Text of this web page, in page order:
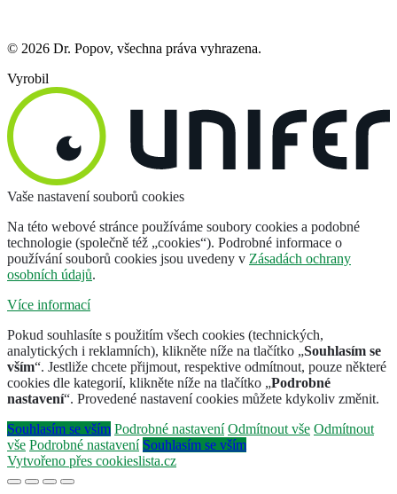
© 2026 Dr. Popov, všechna práva vyhrazena.
Vyrobil
Vaše nastavení souborů cookies
Na této webové stránce používáme soubory cookies a podobné
technologie (společně též „cookies“). Podrobné informace o
používání souborů cookies jsou uvedeny v Zásadách ochrany
osobních údajů.
Více informací
Pokud souhlasíte s použitím všech cookies (technických,
analytických i reklamních), klikněte níže na tlačítko „Souhlasím se
vším“. Jestliže chcete přijmout, respektive odmítnout, pouze některé
cookies dle kategorií, klikněte níže na tlačítko „Podrobné
nastavení“. Provedené nastavení cookies můžete kdykoliv změnit.
Souhlasím se vším Podrobné nastavení Odmítnout vše Odmítnout
vše Podrobné nastavení Souhlasím se vším
Vytvořeno přes cookieslista.cz